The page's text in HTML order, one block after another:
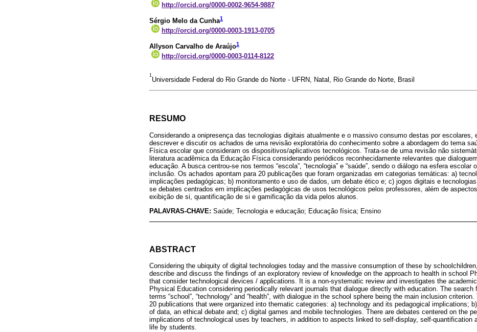
http://orcid.org/0000-0002-9654-9887
Sérgio Melo da Cunha1
http://orcid.org/0000-0003-1913-0705
Allyson Carvalho de Araújo1
http://orcid.org/0000-0003-0114-8122
1
Universidade Federal do Rio Grande do Norte - UFRN, Natal, Rio Grande do Norte, Brasil
RESUMO
Considerando a onipresença das tecnologias digitais atualmente e o massivo consumo destas por escolares,
descrever e discutir os achados de uma revisão exploratória do conhecimento sobre a abordagem do tema
Física escolar que consideram os dispositivos/aplicativos tecnológicos. Trata-se de uma revisão não
literatura acadêmica da Educação Física considerando periódicos reconhecidamente relevantes que
educação. A busca centrou-se nos termos “escola”, “tecnologia” e “saúde”, sendo o diálogo na esfera escolar
inclusão. Os achados apontam para 20 publicações que foram organizadas em categorias temáticas: a)
implicações pedagógicas; b) monitoramento e uso de dados, um debate ético e; c) jogos digitais e
se debates centrados em implicações pedagógicas de usos tecnológicos pelos professores, além de
exibição de si, quantificação de si e gamificação da vida pelos alunos.
PALAVRAS-CHAVE: Saúde; Tecnologia e educação; Educação física; Ensino
ABSTRACT
Considering the ubiquity of digital technologies today and the massive consumption of these by
describe and discuss the findings of an exploratory review of knowledge on the approach to health in school
that consider technological devices / applications. It is a non-systematic review and investigates the
Physical Education considering periodically relevant journals that dialogue directly with education. The search
terms “school”, “technology” and “health”, with dialogue in the school sphere being the main inclusion
20 publications that were organized into thematic categories: a) technology and its pedagogical implications;
of data, an ethical debate and; c) digital games and mobile technologies. There are debates centered on the
implications of technological uses by teachers, in addition to aspects linked to self-display, self-quantification
life by students.